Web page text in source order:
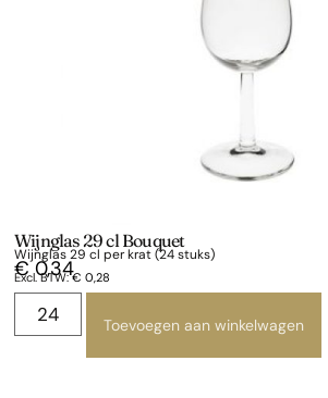
Wijnglas 29 cl Bouquet
Wijnglas 29 cl per krat (24 stuks)
€0,34
Excl. BTW:€ 0,28
Toevoegen aan winkelwagen